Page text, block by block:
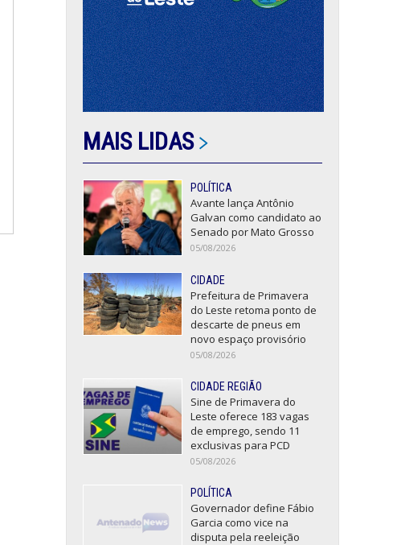
MAIS LIDAS
POLÍTICA
Avante lança Antônio
Galvan como candidato ao
Senado por Mato Grosso
05/08/2026
CIDADE
Prefeitura de Primavera
do Leste retoma ponto de
descarte de pneus em
novo espaço provisório
05/08/2026
CIDADE REGIÃO
Sine de Primavera do
Leste oferece 183 vagas
de emprego, sendo 11
exclusivas para PCD
05/08/2026
POLÍTICA
Governador define Fábio
Garcia como vice na
disputa pela reeleição